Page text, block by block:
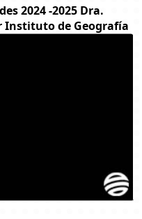
2024 -2025 Dra.
Instituto de Geografía